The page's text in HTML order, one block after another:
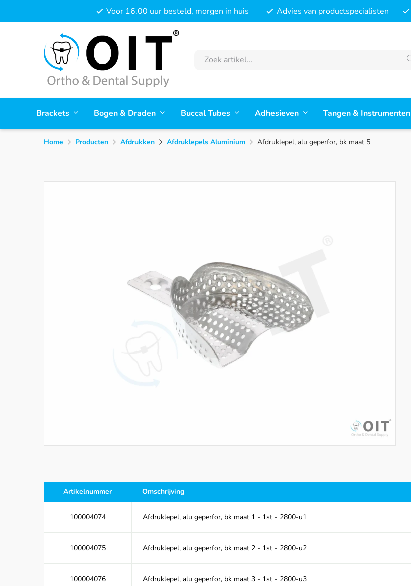
Voor 16.00 uur besteld, morgen in huis Advies van productspecialisten
Brackets Bogen & Draden Buccal Tubes Adhesieven Tangen & Instrumenten
Home Producten Afdrukken Afdruklepels Aluminium Afdruklepel, alu geperfor, bk maat 5
Artikelnummer Omschrijving
100004074 Afdruklepel, alu geperfor, bk maat 1 - 1st - 2800-u1
100004075 Afdruklepel, alu geperfor, bk maat 2 - 1st - 2800-u2
100004076 Afdruklepel, alu geperfor, bk maat 3 - 1st - 2800-u3